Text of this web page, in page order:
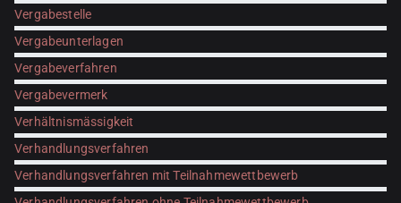
Vergabestelle
Vergabeunterlagen
Vergabeverfahren
Vergabevermerk
Verhältnismässigkeit
Verhandlungsverfahren
Verhandlungsverfahren mit Teilnahmewettbewerb